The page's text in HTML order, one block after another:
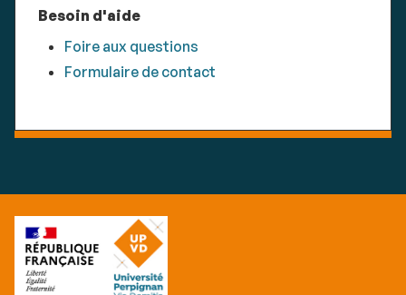
Besoin d'aide
Foire aux questions
Formulaire de contact